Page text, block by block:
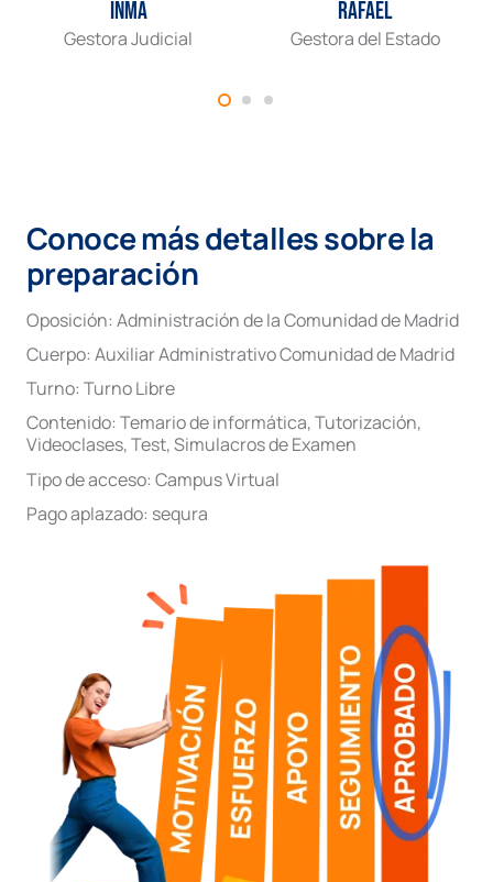
Inma
Gestora Judicial
Rafael
Gestora del Estado
Conoce más detalles sobre la
preparación
Oposición: Administración de la Comunidad de Madrid
Cuerpo: Auxiliar Administrativo Comunidad de Madrid
Turno: Turno Libre
Contenido: Temario de informática,Tutorización,
Videoclases,Test,Simulacros de Examen
Tipo de acceso: Campus Virtual
Pago aplazado: sequra